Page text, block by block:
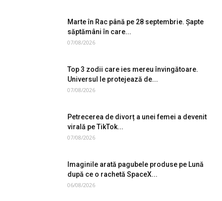
Marte în Rac până pe 28 septembrie. Șapte
săptămâni în care...
07/08/2026
Top 3 zodii care ies mereu învingătoare.
Universul le protejează de...
07/08/2026
Petrecerea de divorț a unei femei a devenit
virală pe TikTok...
07/08/2026
Imaginile arată pagubele produse pe Lună
după ce o rachetă SpaceX...
06/08/2026